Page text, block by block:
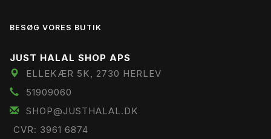
BESØG VORES BUTIK
JUST HALAL SHOP APS
ELLEKÆR 5K, 2730 HERLEV
51909060
SHOP@JUSTHALAL.DK
CVR: 3961 6874